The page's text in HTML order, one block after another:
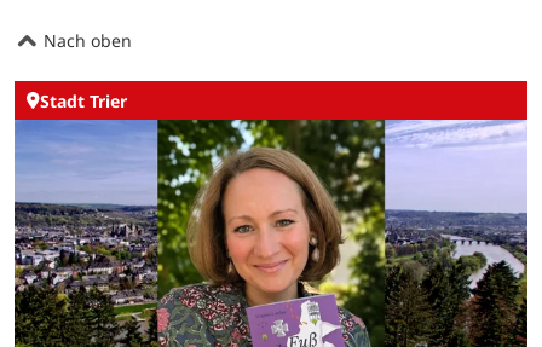
Nach oben
Stadt Trier